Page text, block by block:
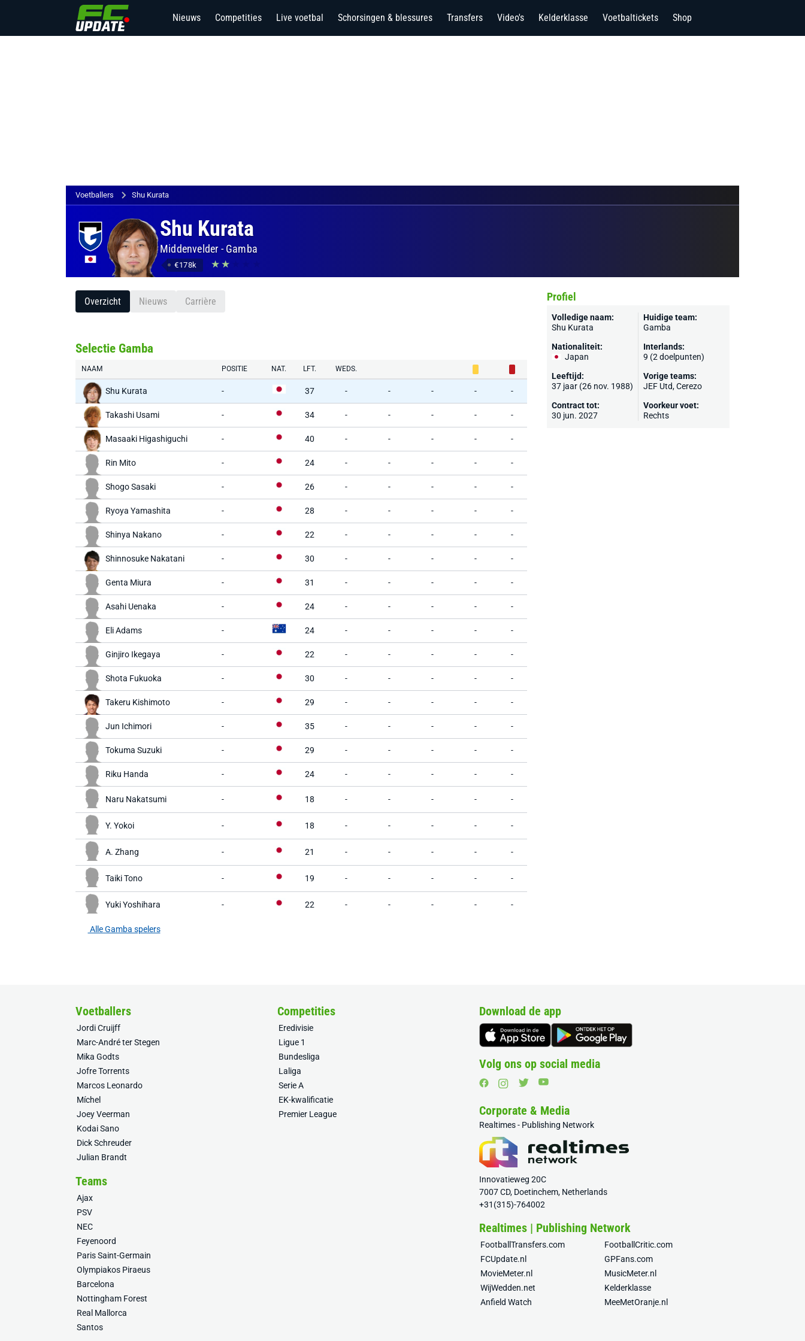
Nieuws Competities Live voetbal Schorsingen & blessures Transfers Video's Kelderklasse Voetbaltickets Shop
Voetballers Shu Kurata
Shu Kurata
Middenvelder - Gamba
€178k
Overzicht Nieuws Carrière
Selectie Gamba
NAAM POSITIE NAT. LFT. WEDS.
Shu Kurata - 37 - - - - -
Takashi Usami - 34 - - - - -
Masaaki Higashiguchi - 40 - - - - -
Rin Mito - 24 - - - - -
Shogo Sasaki - 26 - - - - -
Ryoya Yamashita - 28 - - - - -
Shinya Nakano - 22 - - - - -
Shinnosuke Nakatani - 30 - - - - -
Genta Miura - 31 - - - - -
Asahi Uenaka - 24 - - - - -
Eli Adams - 24 - - - - -
Ginjiro Ikegaya - 22 - - - - -
Shota Fukuoka - 30 - - - - -
Takeru Kishimoto - 29 - - - - -
Jun Ichimori - 35 - - - - -
Tokuma Suzuki - 29 - - - - -
Riku Handa - 24 - - - - -
Naru Nakatsumi - 18 - - - - -
Y. Yokoi - 18 - - - - -
A. Zhang - 21 - - - - -
Taiki Tono - 19 - - - - -
Yuki Yoshihara - 22 - - - - -
Alle Gamba spelers
Profiel
Volledige naam:
Shu Kurata
Nationaliteit:
Japan
Leeftijd:
37 jaar (26 nov. 1988)
Contract tot:
30 jun. 2027
Huidige team:
Gamba
Interlands:
9 (2 doelpunten)
Vorige teams:
JEF Utd,Cerezo
Voorkeur voet:
Rechts
Voetballers
Jordi Cruijff
Marc-André ter Stegen
Mika Godts
Jofre Torrents
Marcos Leonardo
Míchel
Joey Veerman
Kodai Sano
Dick Schreuder
Julian Brandt
Competities
Eredivisie
Ligue 1
Bundesliga
Laliga
Serie A
EK-kwalificatie
Premier League
Teams
Ajax
PSV
NEC
Feyenoord
Paris Saint-Germain
Olympiakos Piraeus
Barcelona
Nottingham Forest
Real Mallorca
Santos
Download de app
Volg ons op social media
Corporate & Media
Realtimes - Publishing Network
Innovatieweg 20C
7007 CD, Doetinchem, Netherlands
+31(315)-764002
Realtimes | Publishing Network
FootballTransfers.com
FootballCritic.com
FCUpdate.nl
GPFans.com
MovieMeter.nl
MusicMeter.nl
WijWedden.net
Kelderklasse
Anfield Watch
MeeMetOranje.nl